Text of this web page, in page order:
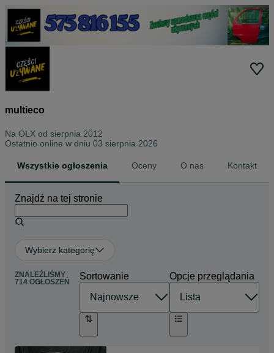
multieco
Na OLX od sierpnia 2012
Ostatnio online w dniu 03 sierpnia 2026
Wszystkie ogłoszenia Oceny O nas Kontakt
Znajdź na tej stronie
Wybierz kategorię
ZNALEŹLIŚMY
714 OGŁOSZEŃ
Sortowanie Opcje przeglądania